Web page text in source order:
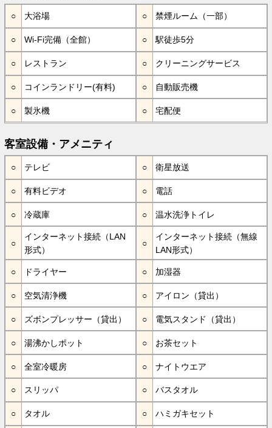
大浴場 禁煙ルーム（一部）
Wi-Fi完備（全館） 駅徒歩5分
レストラン クリーニングサービス
コインランドリー(有料) 自動販売機
製氷機 宅配便
客室設備・アメニティ
テレビ 衛星放送
有料ビデオ 電話
冷蔵庫 温水洗浄トイレ
インターネット接続（LAN
形式）
インターネット接続（無線
LAN形式）
ドライヤー 加湿器
空気清浄機 アイロン（貸出）
ズボンプレッサー（貸出） 電気スタンド（貸出）
湯沸かしポット お茶セット
全室冷暖房 ナイトウエア
スリッパ バスタオル
タオル ハミガキセット